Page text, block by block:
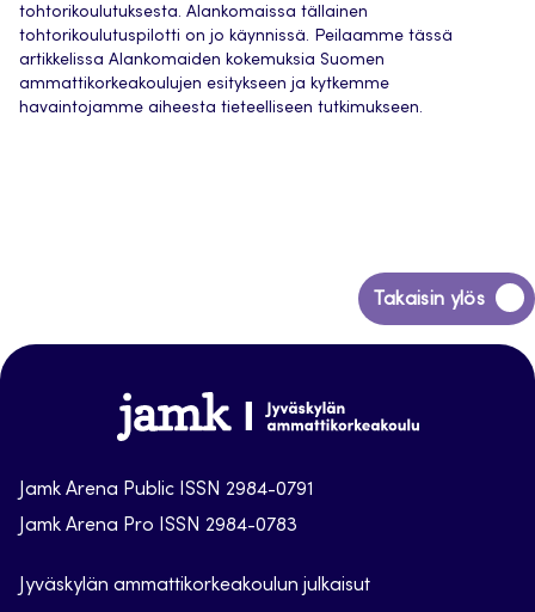
tohtorikoulutuksesta. Alankomaissa tällainen
tohtorikoulutuspilotti on jo käynnissä. Peilaamme tässä
artikkelissa Alankomaiden kokemuksia Suomen
ammattikorkeakoulujen esitykseen ja kytkemme
havaintojamme aiheesta tieteelliseen tutkimukseen.
Takaisin ylös
Siirry
takaisin
Jamk
Arena
Jamk Arena Public ISSN 2984-0791
Jamk Arena Pro ISSN 2984-0783
Jyväskylän ammattikorkeakoulun julkaisut